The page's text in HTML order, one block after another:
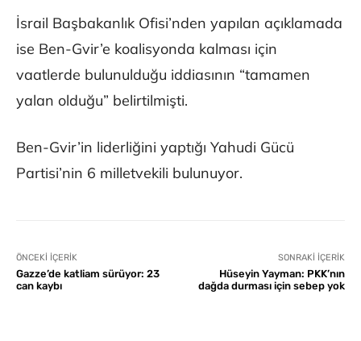
İsrail Başbakanlık Ofisi’nden yapılan açıklamada
ise Ben-Gvir’e koalisyonda kalması için
vaatlerde bulunulduğu iddiasının “tamamen
yalan olduğu” belirtilmişti.
Ben-Gvir’in liderliğini yaptığı Yahudi Gücü
Partisi’nin 6 milletvekili bulunuyor.
ÖNCEKI İÇERIK
Gazze’de katliam sürüyor: 23
can kaybı
SONRAKI İÇERIK
Hüseyin Yayman: PKK’nın
dağda durması için sebep yok